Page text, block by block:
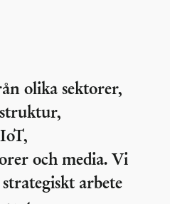
olika sektorer,
och media. Vi
arbete